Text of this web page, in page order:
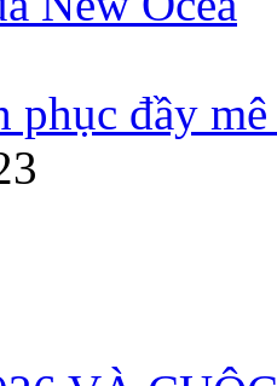
phục đầy